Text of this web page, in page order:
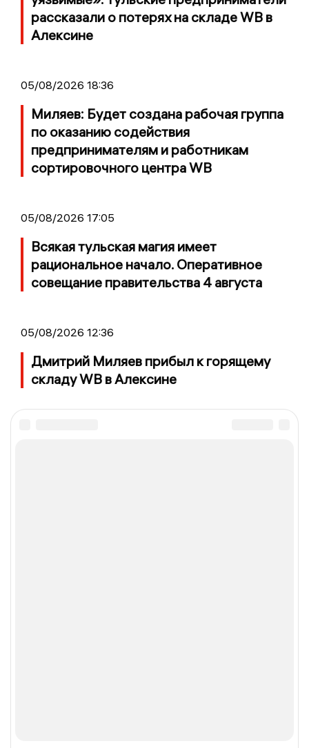
рассказали о потерях на складе WB в
Алексине
05/08/2026 18:36
Миляев: Будет создана рабочая группа
по оказанию содействия
предпринимателям и работникам
сортировочного центра WB
05/08/2026 17:05
Всякая тульская магия имеет
рациональное начало. Оперативное
совещание правительства 4 августа
05/08/2026 12:36
Дмитрий Миляев прибыл к горящему
складу WB в Алексине